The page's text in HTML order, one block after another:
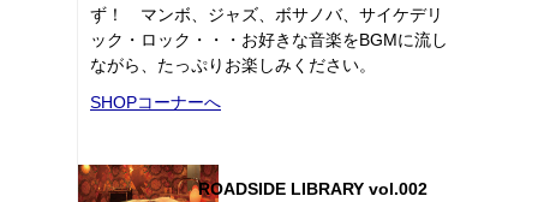
ず！ マンボ、ジャズ、ボサノバ、サイケデリ
ック・ロック・・・お好きな音楽をBGMに流し
ながら、たっぷりお楽しみください。
SHOPコーナーへ
ROADSIDE LIBRARY vol.002